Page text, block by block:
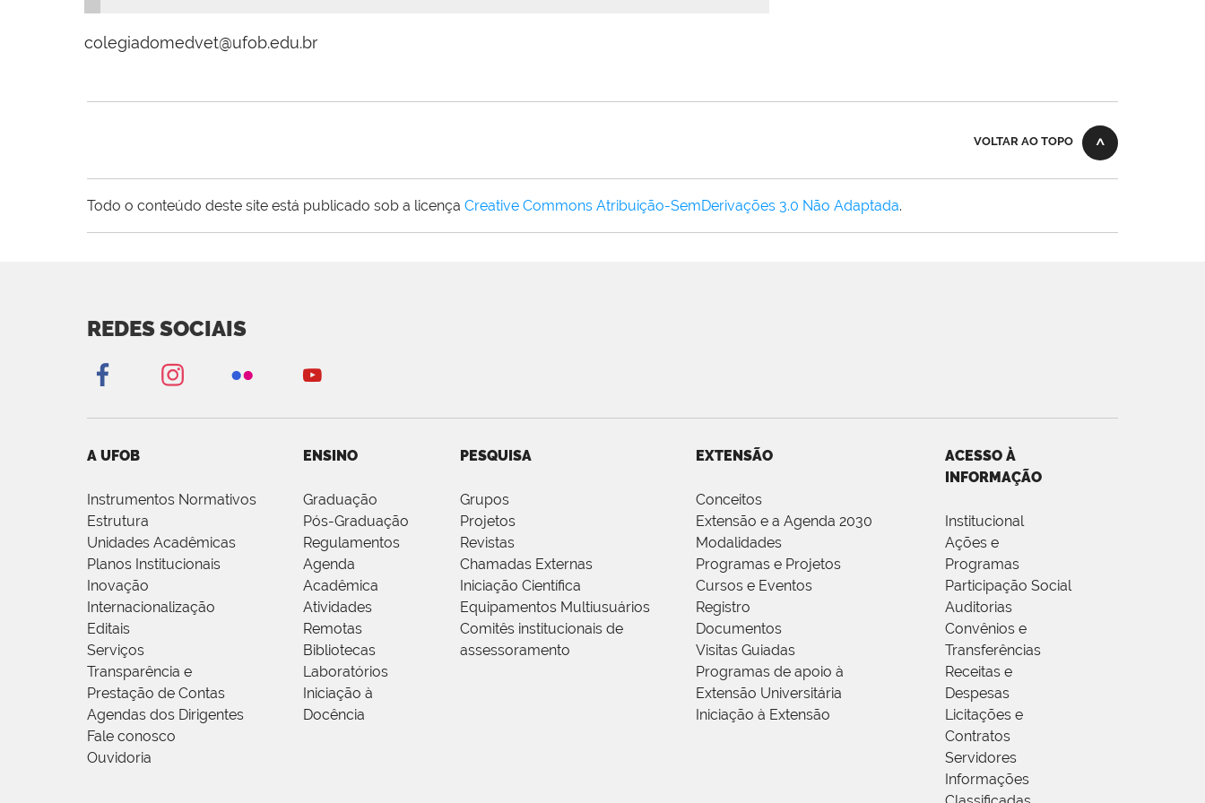
colegiadomedvet@ufob.edu.br
VOLTAR AO TOPO
Todo o conteúdo deste site está publicado sob a licença Creative Commons Atribuição-SemDerivações 3.0 Não Adaptada.
REDES SOCIAIS
A UFOB
Instrumentos Normativos
Estrutura
Unidades Acadêmicas
Planos Institucionais
Inovação
Internacionalização
Editais
Serviços
Transparência e
Prestação de Contas
Agendas dos Dirigentes
Fale conosco
Ouvidoria
ENSINO
Graduação
Pós-Graduação
Regulamentos
Agenda
Acadêmica
Atividades
Remotas
Bibliotecas
Laboratórios
Iniciação à
Docência
PESQUISA
Grupos
Projetos
Revistas
Chamadas Externas
Iniciação Científica
Equipamentos Multiusuários
Comitês institucionais de
assessoramento
EXTENSÃO
Conceitos
Extensão e a Agenda 2030
Modalidades
Programas e Projetos
Cursos e Eventos
Registro
Documentos
Visitas Guiadas
Programas de apoio à
Extensão Universitária
Iniciação à Extensão
ACESSO À
INFORMAÇÃO
Institucional
Ações e
Programas
Participação Social
Auditorias
Convênios e
Transferências
Receitas e
Despesas
Licitações e
Contratos
Servidores
Informações